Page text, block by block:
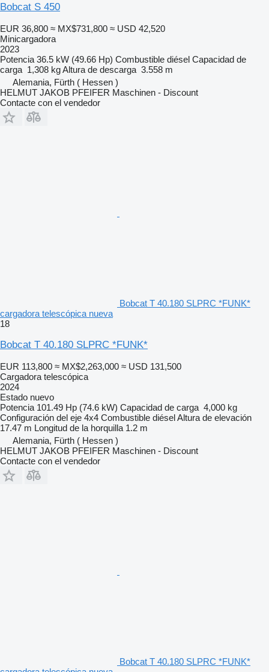
Bobcat S 450
EUR 36,800 ≈ MX$731,800 ≈ USD 42,520
Minicargadora
2023
Potencia 36.5 kW (49.66 Hp) Combustible diésel Capacidad de
carga 1,308 kgAltura de descarga 3.558 m
Alemania, Fürth ( Hessen )
HELMUT JAKOB PFEIFER Maschinen - Discount
Contacte con el vendedor
Bobcat T 40.180 SLPRC *FUNK*
cargadora telescópica nueva
18
Bobcat T 40.180 SLPRC *FUNK*
EUR 113,800 ≈ MX$2,263,000 ≈ USD 131,500
Cargadora telescópica
2024
Estado nuevo
Potencia 101.49 Hp (74.6 kW) Capacidad de carga 4,000 kg
Configuración del eje 4x4 Combustible diéselAltura de elevación
17.47 m Longitud de la horquilla 1.2 m
Alemania, Fürth ( Hessen )
HELMUT JAKOB PFEIFER Maschinen - Discount
Contacte con el vendedor
Bobcat T 40.180 SLPRC *FUNK*